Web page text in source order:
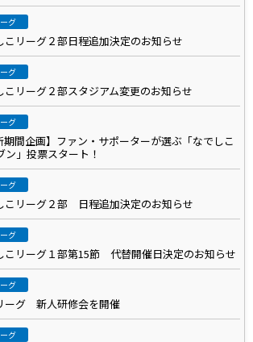
グ
こリーグ２部日程追加決定のお知らせ
グ
こリーグ２部スタジアム変更のお知らせ
グ
期間企画】ファン・サポーターが選ぶ「なでしこ
ン」投票スタート！
グ
こリーグ２部 日程追加決定のお知らせ
グ
こリーグ１部第15節 代替開催日決定のお知らせ
グ
ーグ 新人研修会を開催
グ